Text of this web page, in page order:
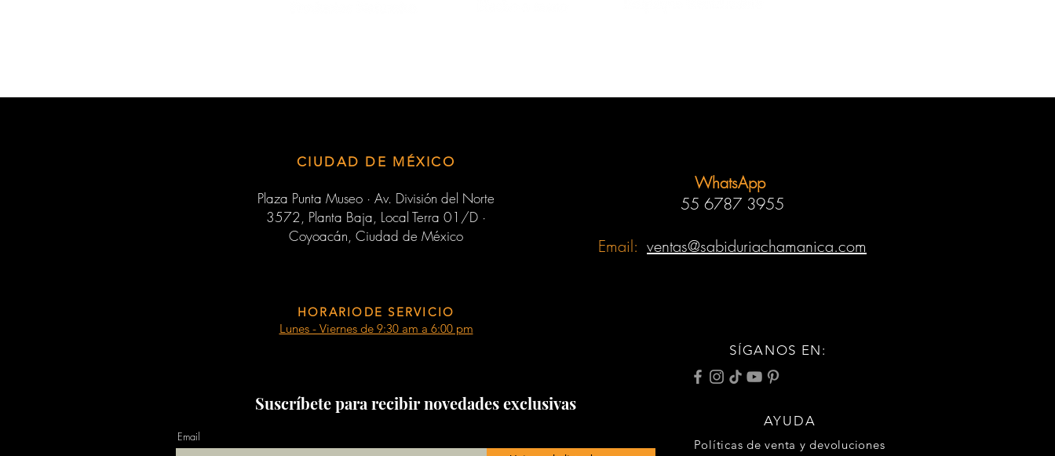
CIUDAD DE MÉXICO
Plaza Punta Museo · Av. División del Norte
3572, Planta Baja, Local Terra 01/D ·
Coyoacán, Ciudad de México
WhatsApp
55 6787 3955
Email: ventas@sabiduriachamanica.com
HORARIODE SERVICIO
Lunes - Viernes de 9:30 am a 6:00 pm
SÍGANOS EN:
Suscríbete para recibir novedades exclusivas
Email
AYUDA
Políticas de venta y devoluciones